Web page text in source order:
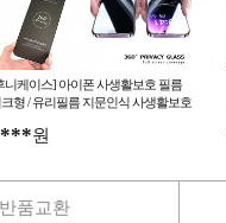
니케이스] 아이폰 사생활보호 필름
형 / 유리필름 지문인식 사생활보호
원
반품교환